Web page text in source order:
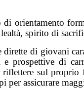
di orientamento
spirito di
dirette di giovani
prospettive di
sul
per assicurare